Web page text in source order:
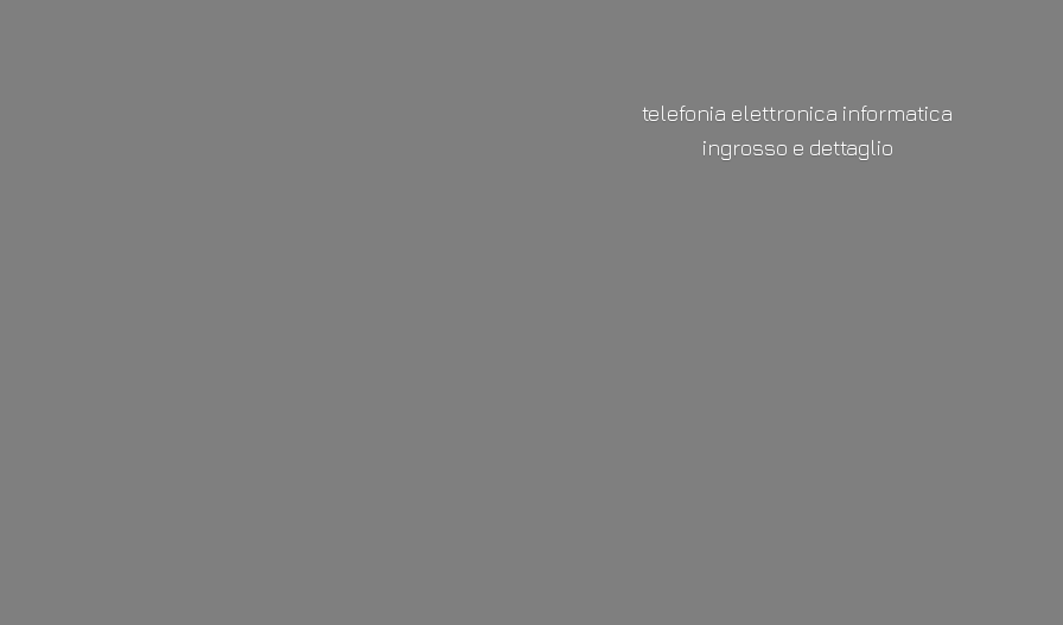
telefonia elettronica informatica
ingrosso e dettaglio